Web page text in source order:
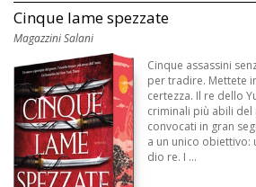
Cinque lame spezzate
Magazzini Salani
Cinque assassini
per tradire. Mettete
certezza. Il re dello
criminali più abili
convocati in gran
a un unico obiettivo:
dio re. I ...